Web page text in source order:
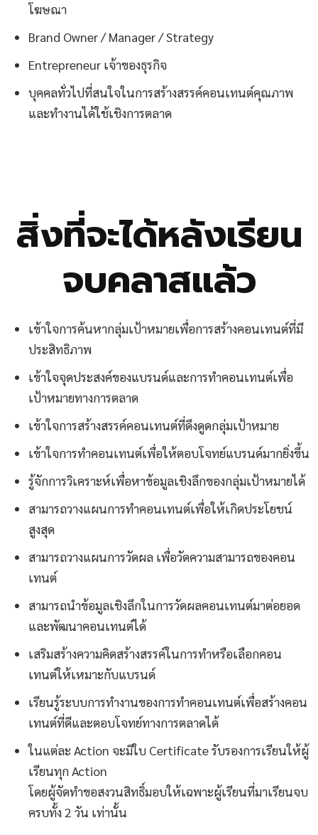
โฆษณา
Brand Owner / Manager / Strategy
Entrepreneur เจ้าของธุรกิจ
บุคคลทั่วไปที่สนใจในการสร้างสรรค์คอนเทนต์คุณภาพ
และทำงานได้ใช้เชิงการตลาด
สิ่งที่จะได้หลังเรียน
จบคลาสแล้ว
เข้าใจการค้นหากลุ่มเป้าหมายเพื่อการสร้างคอนเทนต์ที่มี
ประสิทธิภาพ
เข้าใจจุดประสงค์ของแบรนด์และการทำคอนเทนต์เพื่อ
เป้าหมายทางการตลาด
เข้าใจการสร้างสรรค์คอนเทนต์ที่ดึงดูดกลุ่มเป้าหมาย
เข้าใจการทำคอนเทนต์เพื่อให้ตอบโจทย์แบรนด์มากยิ่งขึ้น
รู้จักการวิเคราะห์เพื่อหาข้อมูลเชิงลึกของกลุ่มเป้าหมายได้
สามารถวางแผนการทำคอนเทนต์เพื่อให้เกิดประโยชน์
สูงสุด
สามารถวางแผนการวัดผล เพื่อวัดความสามารถของคอน
เทนต์
สามารถนำข้อมูลเชิงลึกในการวัดผลคอนเทนต์มาต่อยอด
และพัฒนาคอนเทนต์ได้
เสริมสร้างความคิดสร้างสรรค์ในการทำหรือเลือกคอน
เทนต์ให้เหมาะกับแบรนด์
เรียนรู้ระบบการทำงานของการทำคอนเทนต์เพื่อสร้างคอน
เทนต์ที่ดีและตอบโจทย์ทางการตลาดได้
ในแต่ละ Action จะมีใบ Certificate รับรองการเรียนให้ผู้
เรียนทุก Action
โดยผู้จัดทำขอสงวนสิทธิ์มอบให้เฉพาะผู้เรียนที่มาเรียนจบ
ครบทั้ง 2 วัน เท่านั้น